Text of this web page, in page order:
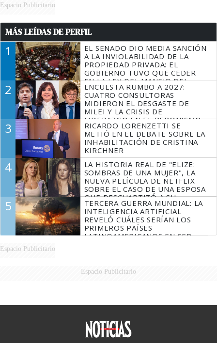
Espacio Publicitario
MÁS LEÍDAS DE PERFIL
1
EL SENADO DIO MEDIA SANCIÓN
A LA INVIOLABILIDAD DE LA
PROPIEDAD PRIVADA: EL
GOBIERNO TUVO QUE CEDER
EN LA LEY DEL MANEJO DEL
FUEGO
2
ENCUESTA RUMBO A 2027:
CUATRO CONSULTORAS
MIDIERON EL DESGASTE DE
MILEI Y LA CRISIS DE
LIDERAZGO EN EL PERONISMO
3
RICARDO LORENZETTI SE
METIÓ EN EL DEBATE SOBRE LA
INHABILITACIÓN DE CRISTINA
KIRCHNER
4
LA HISTORIA REAL DE "ELIZE:
SOMBRAS DE UNA MUJER", LA
NUEVA PELÍCULA DE NETFLIX
SOBRE EL CASO DE UNA ESPOSA
QUE DESCUARTIZÓ A SU
MARIDO
5
TERCERA GUERRA MUNDIAL: LA
INTELIGENCIA ARTIFICIAL
REVELÓ CUÁLES SERÍAN LOS
PRIMEROS PAÍSES
LATINOAMERICANOS EN SER
Espacio Publicitario
Espacio Publicitario